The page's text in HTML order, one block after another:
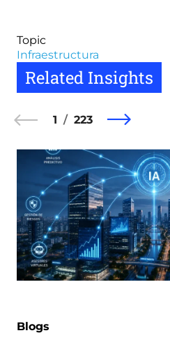
Topic
Infraestructura
Related Insights
1 223
Blogs